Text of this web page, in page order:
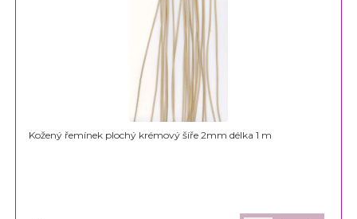
Kožený řemínek plochý krémový šíře 2mm délka 1 m